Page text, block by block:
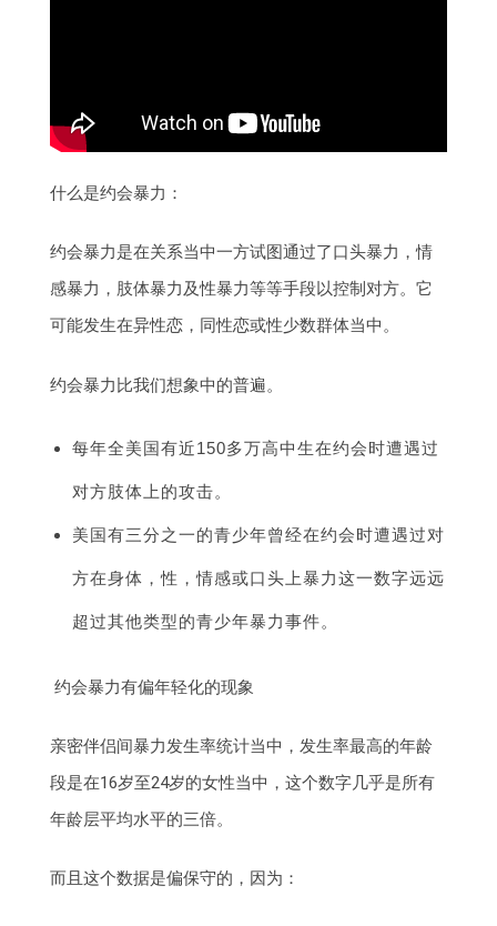
什么是约会暴力：
约会暴力是在关系当中一方试图通过了口头暴力，情
感暴力，肢体暴力及性暴力等等手段以控制对方。它
可能发生在异性恋，同性恋或性少数群体当中。
约会暴力比我们想象中的普遍。
每年全美国有近150多万高中生在约会时遭遇过
对方肢体上的攻击。
美国有三分之一的青少年曾经在约会时遭遇过对
方在身体，性，情感或口头上暴力这一数字远远
超过其他类型的青少年暴力事件。
约会暴力有偏年轻化的现象
亲密伴侣间暴力发生率统计当中，发生率最高的年龄
段是在16岁至24岁的女性当中，这个数字几乎是所有
年龄层平均水平的三倍。
而且这个数据是偏保守的，因为：